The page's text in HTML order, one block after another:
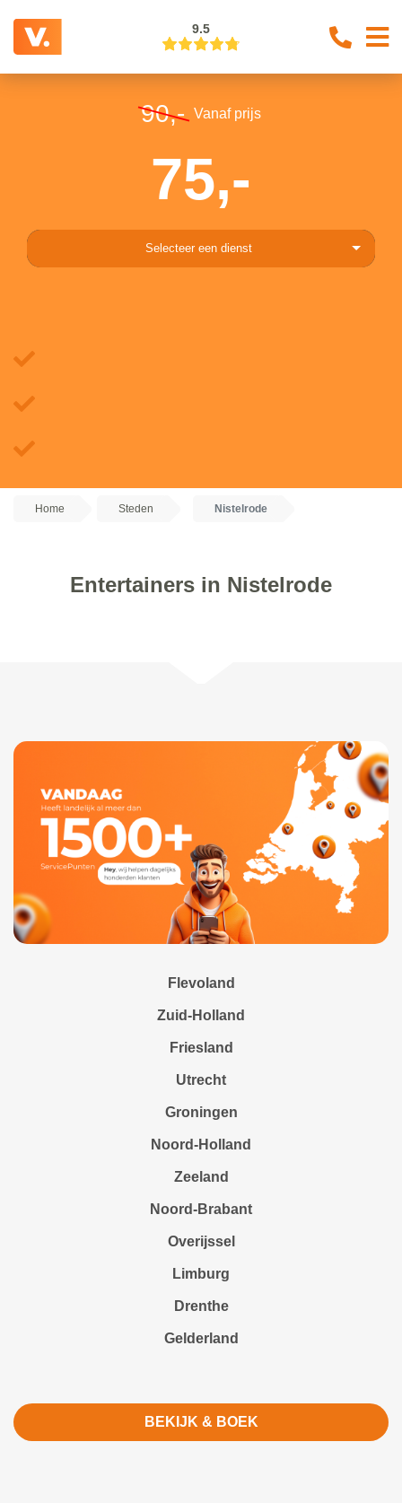
9.5
90,- Vanaf prijs
75,-
Selecteer een dienst
Home Steden Nistelrode
Entertainers in Nistelrode
Flevoland
Zuid-Holland
Friesland
Utrecht
Groningen
Noord-Holland
Zeeland
Noord-Brabant
Overijssel
Limburg
Drenthe
Gelderland
BEKIJK & BOEK